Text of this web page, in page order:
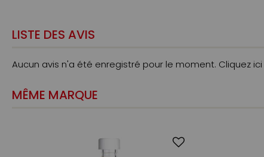
LISTE DES AVIS
Aucun avis n'a été enregistré pour le moment. Cliquez
MÊME MARQUE